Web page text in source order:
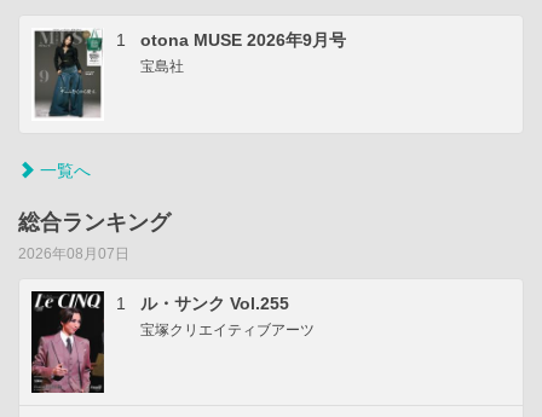
1 otona MUSE 2026年9月号
宝島社
一覧へ
総合ランキング
2026年08月07日
1 ル・サンク Vol.255
宝塚クリエイティブアーツ